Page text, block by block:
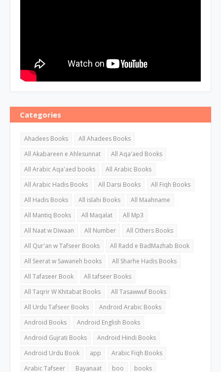
Categories
Ahadees Books
All Ahadees Books
All Akabareen e Ahlesunnat
All Aqa'aed Books
All Arabic Aqa'aed books
All Arabic Books
All Arabic Hadis Books
All Darsi Books
All Fiqh Books
All Hadis Books
All islahi Books
All Maahname
All Mantiq Books
All Maqalat
All Mp3
All Naat w Diwaan
All Number
All Others Books
All Qur'an w Tafseer Books
All Radd e BadMazhab Book
All Seerat w Sawaneh books
All Sharhe Hadis Books
All Tafaseer Book
All tafseer Books
All Taqrir W Khitabat Books
All Tasawwuf Books
All Urdu Tafseer Books
Android Arabic Books
Android Books
Android English Books
Android Gujrati Books
Android Hindi Books
Android Urdu Book
app
Arabic Fiqh Books
Arabic Tafseer
Bayanaat boo books